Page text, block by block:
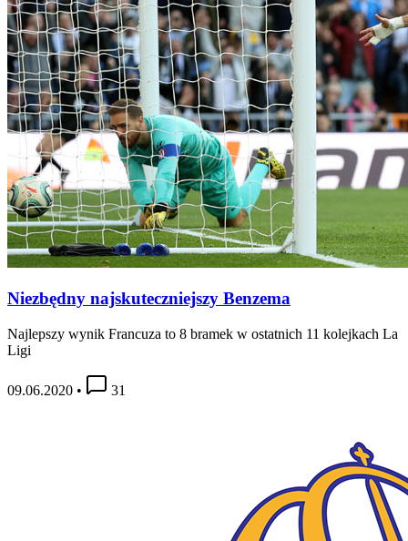
Niezbędny najskuteczniejszy Benzema
Najlepszy wynik Francuza to 8 bramek w ostatnich 11 kolejkach La
Ligi
09.06.2020 • 31